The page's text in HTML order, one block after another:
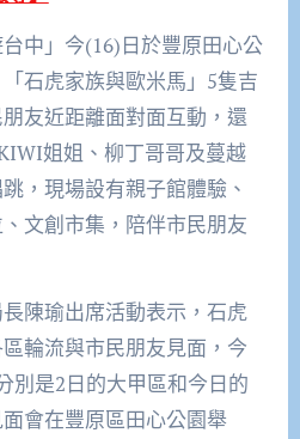
台中」今(16)日於豐原田心公
石虎家族與歐米馬」5隻吉
友近距離面對面互動，還
姐姐、柳丁哥哥及蔓越
，現場設有親子館體驗、
文創市集，陪伴市民朋友
陳瑜出席活動表示，石虎
輪流與市民朋友見面，今
別是2日的大甲區和今日的
會在豐原區田心公園舉